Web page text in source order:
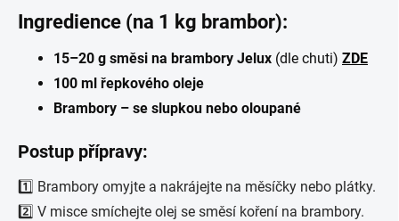
Ingredience (na 1 kg brambor):
15–20 g směsi na brambory Jelux (dle chuti) ZDE
100 ml řepkového oleje
Brambory – se slupkou nebo oloupané
Postup přípravy:
1️⃣ Brambory omyjte a nakrájejte na měsíčky nebo plátky.
2️⃣ V misce smíchejte olej se směsí koření na brambory.